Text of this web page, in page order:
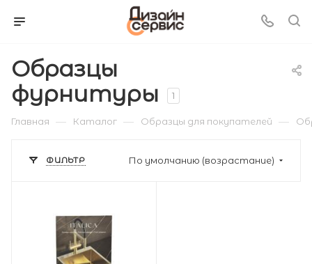
Образцы
фурнитуры
1
Главная — Каталог — Образцы для покупателей —
ФИЛЬТР По умолчанию (возрастание)